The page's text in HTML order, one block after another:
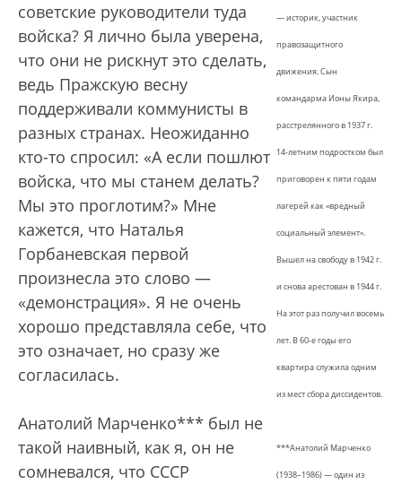
— историк, участник
правозащитного
движения. Сын
командарма Ионы Якира,
расстрелянного в 1937 г.
14-летним подростком был
приговорен к пяти годам
лагерей как «вредный
социальный элемент».
Вышел на свободу в 1942 г.
и снова арестован в 1944 г.
На этот раз получил восемь
лет. В 60-е годы его
квартира служила одним
из мест сбора диссидентов.
***Анатолий Марченко
(1938–1986) — один из
советские руководители туда
войска? Я лично была уверена,
что они не рискнут это сделать,
ведь Пражскую весну
поддерживали коммунисты в
разных странах. Неожиданно
кто-то спросил: «А если пошлют
войска, что мы станем делать?
Мы это проглотим?» Мне
кажется, что Наталья
Горбаневская первой
произнесла это слово —
«демонстрация». Я не очень
хорошо представляла себе, что
это означает, но сразу же
согласилась.
Анатолий Марченко*** был не
такой наивный, как я, он не
сомневался, что СССР